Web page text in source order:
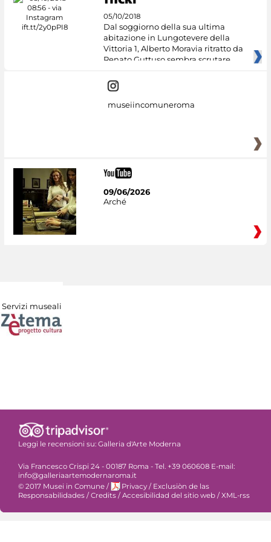
05/10/2018
Dal soggiorno della sua ultima
abitazione in Lungotevere della
Vittoria 1, Alberto Moravia ritratto da
Renato Guttuso sembra scrutare
museiincomuneroma
09/06/2026
Arché
Servizi museali
Leggi le recensioni su: Galleria d'Arte Moderna
Via Francesco Crispi 24 - 00187 Roma - Tel. +39 060608 E-mail:
info@galleriaartemodernaroma.it
© 2017 Musei in Comune / Privacy / Exclusiòn de las
Responsabilidades / Credits / Accesibilidad del sitio web / XML-rss